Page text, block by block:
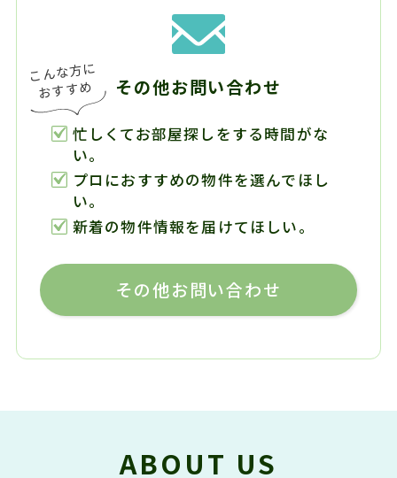
その他お問い合わせ
忙しくてお部屋探しをする時間がな
い。
プロにおすすめの物件を選んでほし
い。
新着の物件情報を届けてほしい。
その他お問い合わせ
ABOUT US